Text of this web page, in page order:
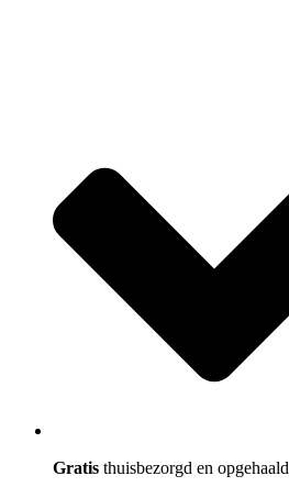
Gratis thuisbezorgd en opgehaald